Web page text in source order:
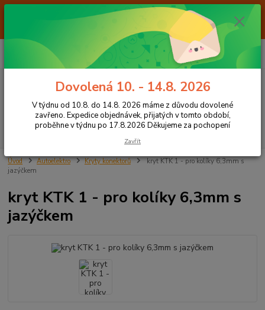
Od 7.8. do 14.8. 2026 máme z důvodu dovolené ZAVŘENO. Expedice
objednávek, přijatých v tomto období, proběhne v týdnu po 17.8.2026
Děkujeme za pochopení
CZK
Hledat
+420 605 283 713
za0,00 Kč
Úvod Autoelektro Kryty konektorů
kryt KTK 1 - pro kolíky 6,3mm s
jazýčkem
kryt KTK 1 - pro kolíky 6,3mm s
jazýčkem
Dovolená 10. - 14.8. 2026
V týdnu od 10.8. do 14.8. 2026 máme z důvodu dovolené
zavřeno. Expedice objednávek, přijatých v tomto období,
proběhne v týdnu po 17.8.2026 Děkujeme za pochopení
Zavřít